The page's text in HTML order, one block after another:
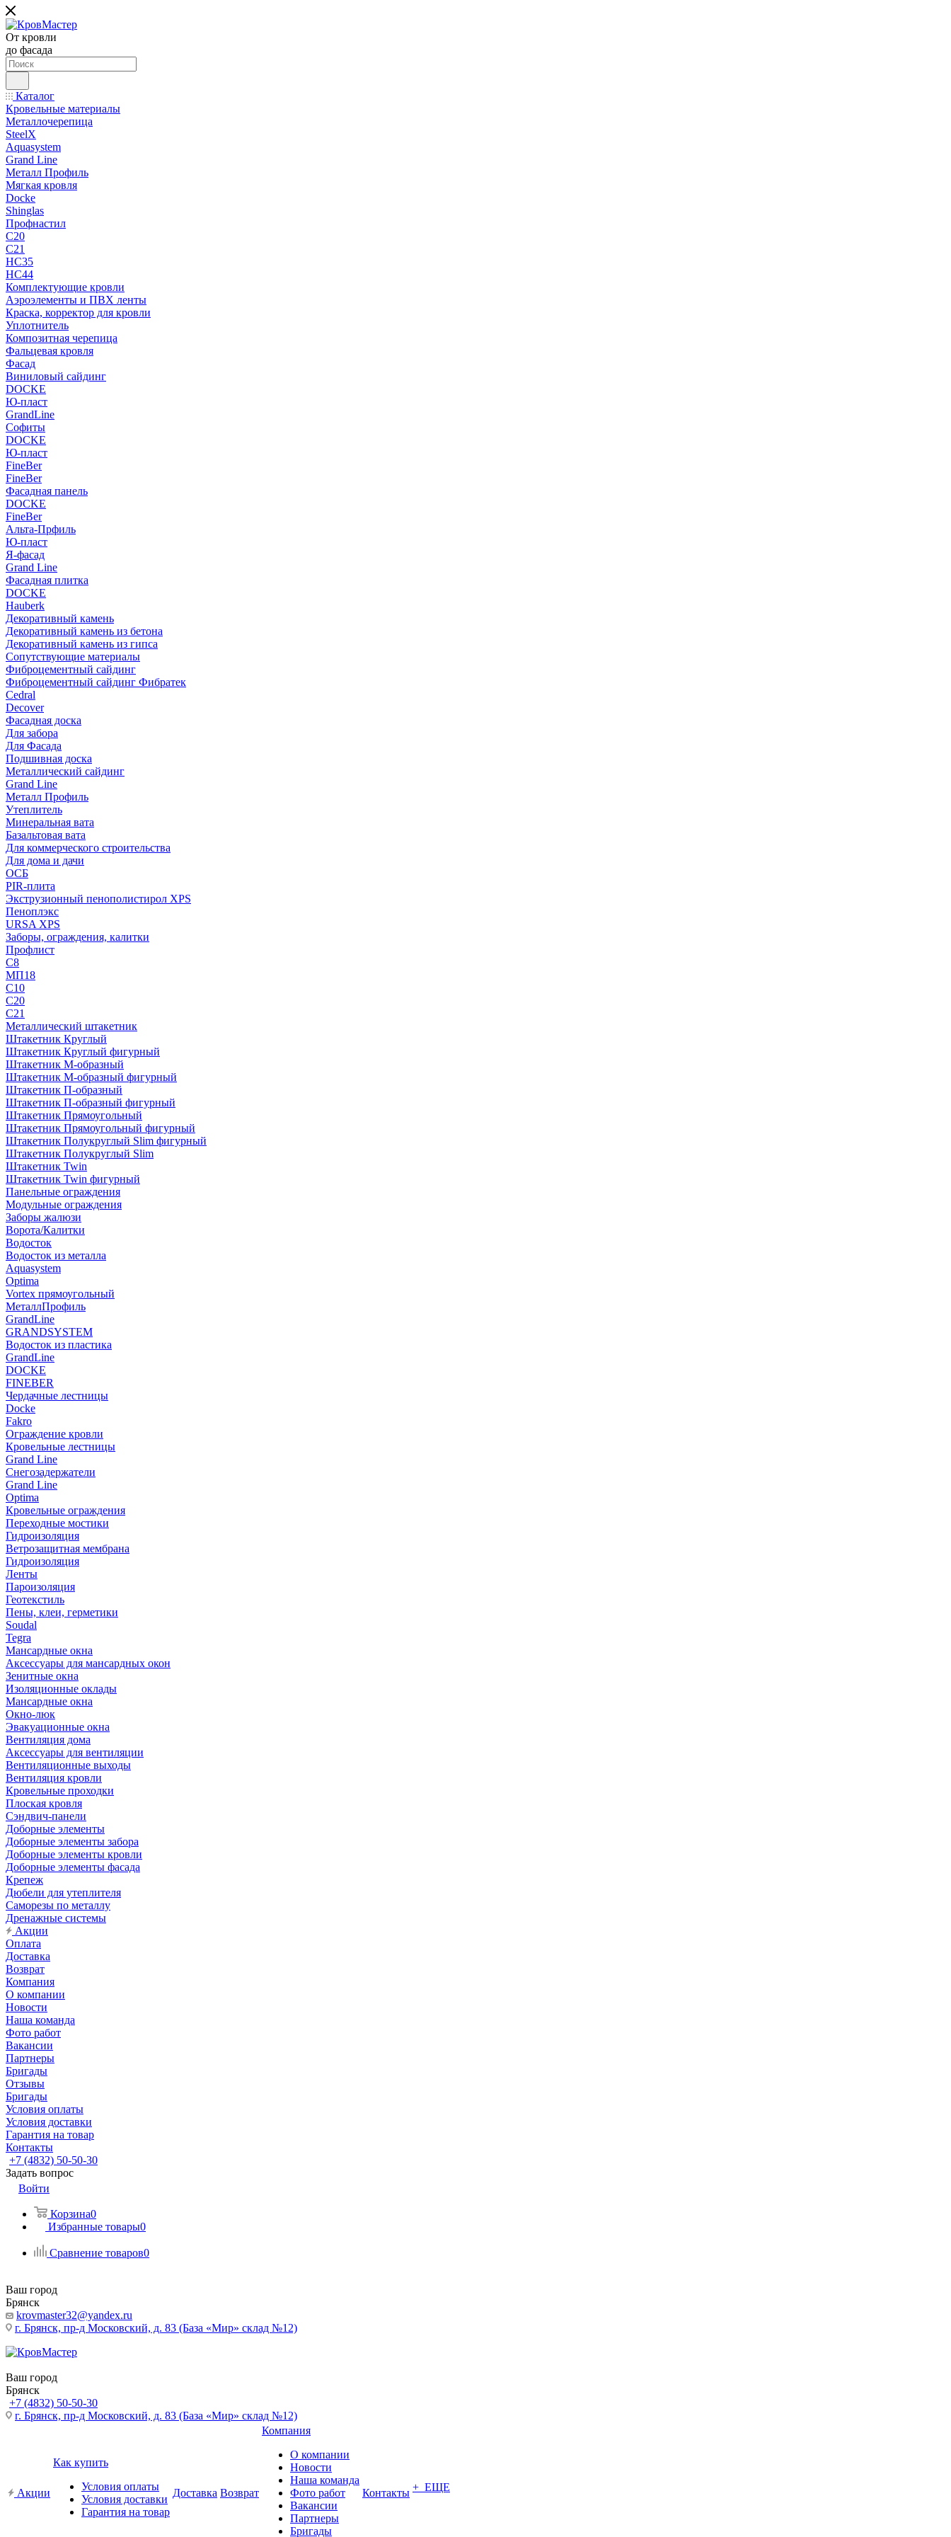
От кровли
до фасада
Каталог
Кровельные материалы
Металлочерепица
SteelX
Aquasystem
Grand Line
Металл Профиль
Мягкая кровля
Docke
Shinglas
Профнастил
C20
C21
НС35
НС44
Комплектующие кровли
Аэроэлементы и ПВХ ленты
Краска, корректор для кровли
Уплотнитель
Композитная черепица
Фальцевая кровля
Фасад
Виниловый сайдинг
DOCKE
Ю-пласт
GrandLine
Софиты
DOCKE
Ю-пласт
FineBer
FineBer
Фасадная панель
DOCKE
FineBer
Альта-Прфиль
Ю-пласт
Я-фасад
Grand Line
Фасадная плитка
DOCKE
Hauberk
Декоративный камень
Декоративный камень из бетона
Декоративный камень из гипса
Сопутствующие материалы
Фиброцементный сайдинг
Фиброцементный сайдинг Фибратек
Cedral
Decover
Фасадная доска
Для забора
Для Фасада
Подшивная доска
Металлический сайдинг
Grand Line
Металл Профиль
Утеплитель
Минеральная вата
Базальтовая вата
Для коммерческого строительства
Для дома и дачи
ОСБ
PIR-плита
Экструзионный пенополистирол XPS
Пеноплэкс
URSA XPS
Заборы, ограждения, калитки
Профлист
С8
МП18
С10
С20
С21
Металлический штакетник
Штакетник Круглый
Штакетник Круглый фигурный
Штакетник М-образный
Штакетник М-образный фигурный
Штакетник П-образный
Штакетник П-образный фигурный
Штакетник Прямоугольный
Штакетник Прямоугольный фигурный
Штакетник Полукруглый Slim фигурный
Штакетник Полукруглый Slim
Штакетник Twin
Штакетник Twin фигурный
Панельные ограждения
Модульные ограждения
Заборы жалюзи
Ворота/Калитки
Водосток
Водосток из металла
Aquasystem
Optima
Vortex прямоугольный
МеталлПрофиль
GrandLine
GRANDSYSTEM
Водосток из пластика
GrandLine
DOCKE
FINEBER
Чердачные лестницы
Docke
Fakro
Ограждение кровли
Кровельные лестницы
Grand Line
Снегозадержатели
Grand Line
Optima
Кровельные ограждения
Переходные мостики
Гидроизоляция
Ветрозащитная мембрана
Гидроизоляция
Ленты
Пароизоляция
Геотекстиль
Пены, клеи, герметики
Soudal
Tegra
Мансардные окна
Аксессуары для мансардных окон
Зенитные окна
Изоляционные оклады
Мансардные окна
Окно-люк
Эвакуационные окна
Вентиляция дома
Аксессуары для вентиляции
Вентиляционные выходы
Вентиляция кровли
Кровельные проходки
Плоская кровля
Сэндвич-панели
Доборные элементы
Доборные элементы забора
Доборные элементы кровли
Доборные элементы фасада
Крепеж
Дюбели для утеплителя
Саморезы по металлу
Дренажные системы
Акции
Оплата
Доставка
Возврат
Компания
О компании
Новости
Наша команда
Фото работ
Вакансии
Партнеры
Бригады
Отзывы
Бригады
Условия оплаты
Условия доставки
Гарантия на товар
Контакты
+7 (4832) 50-50-30
Задать вопрос
Войти
Корзина0
Избранные товары0
Сравнение товаров0
Ваш город
Брянск
krovmaster32@yandex.ru
г. Брянск, пр-д Московский, д. 83 (База «Мир» склад №12)
Ваш город
Брянск
+7 (4832) 50-50-30
г. Брянск, пр-д Московский, д. 83 (База «Мир» склад №12)
Акции
Как купить
Условия оплаты
Условия доставки
Гарантия на товар
Доставка Возврат
Компания
О компании
Новости
Наша команда
Фото работ
Вакансии
Партнеры
Бригады
Контакты + ЕЩЕ